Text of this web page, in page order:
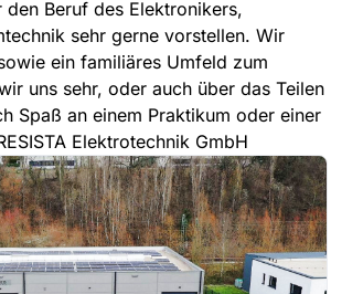
Beruf des Elektronikers,
sehr gerne vorstellen. Wir
ein familiäres Umfeld zum
uns sehr, oder auch über das Teilen
Spaß an einem Praktikum oder einer
Elektrotechnik GmbH